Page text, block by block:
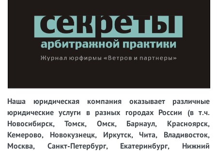
Наша юридическая компания оказывает различные
юридические услуги в разных городах России (в т.ч.
Новосибирск, Томск, Омск, Барнаул, Красноярск,
Кемерово, Новокузнецк, Иркутск, Чита, Владивосток,
Москва, Санкт-Петербург, Екатеринбург, Нижний